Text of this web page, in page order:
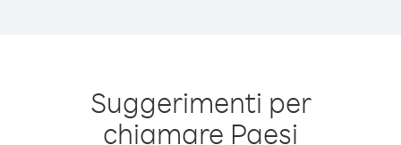
Suggerimenti per
chiamare Paesi